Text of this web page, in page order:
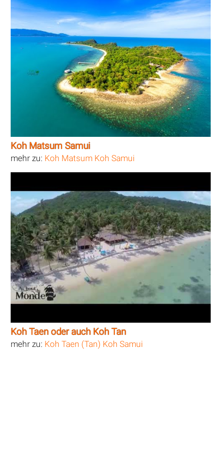
Koh Matsum Samui
mehr zu: Koh Matsum Koh Samui
Koh Taen oder auch Koh Tan
mehr zu: Koh Taen (Tan) Koh Samui